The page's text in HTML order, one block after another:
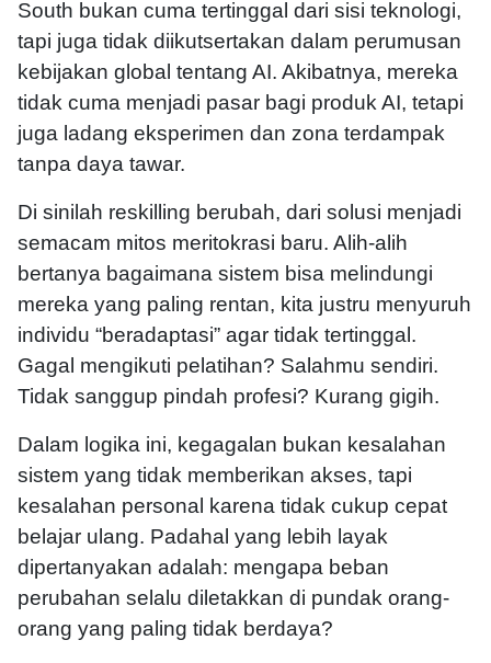
South bukan cuma tertinggal dari sisi teknologi,
tapi juga tidak diikutsertakan dalam perumusan
kebijakan global tentang AI. Akibatnya, mereka
tidak cuma menjadi pasar bagi produk AI, tetapi
juga ladang eksperimen dan zona terdampak
tanpa daya tawar.
Di sinilah reskilling berubah, dari solusi menjadi
semacam mitos meritokrasi baru. Alih-alih
bertanya bagaimana sistem bisa melindungi
mereka yang paling rentan, kita justru menyuruh
individu “beradaptasi” agar tidak tertinggal.
Gagal mengikuti pelatihan? Salahmu sendiri.
Tidak sanggup pindah profesi? Kurang gigih.
Dalam logika ini, kegagalan bukan kesalahan
sistem yang tidak memberikan akses, tapi
kesalahan personal karena tidak cukup cepat
belajar ulang. Padahal yang lebih layak
dipertanyakan adalah: mengapa beban
perubahan selalu diletakkan di pundak orang-
orang yang paling tidak berdaya?